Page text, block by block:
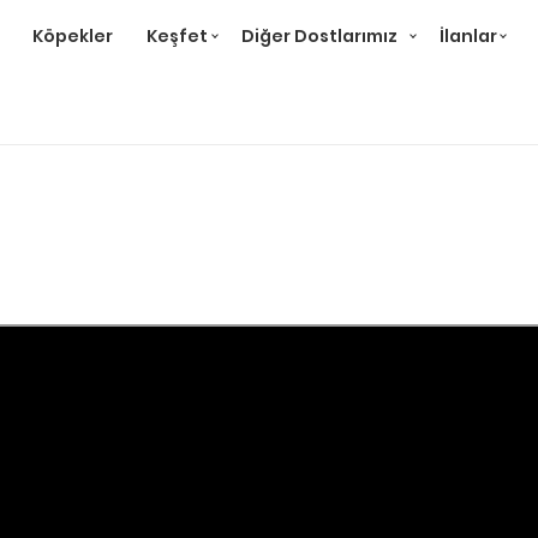
Köpekler Keşfet Diğer Dostlarımız İlanlar